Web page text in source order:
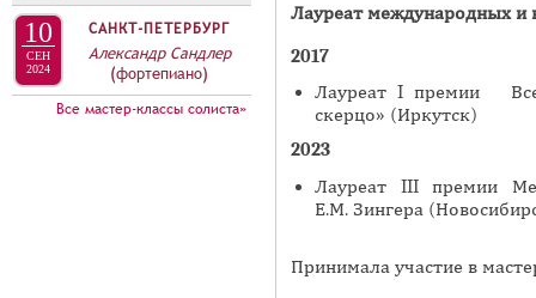
Л
О
к
л
к
)
Лауреат международныхи
2017
Лауреат I премии
скерцо» (Иркутск)
2023
Лауреат III премии
Е.М. Зингера
Принимала участие в
10
СЕН
2024
САНКТ-ПЕТЕРБУРГ
Александр Сандлер
(фортепиано)
Все мастер-классы солиста»